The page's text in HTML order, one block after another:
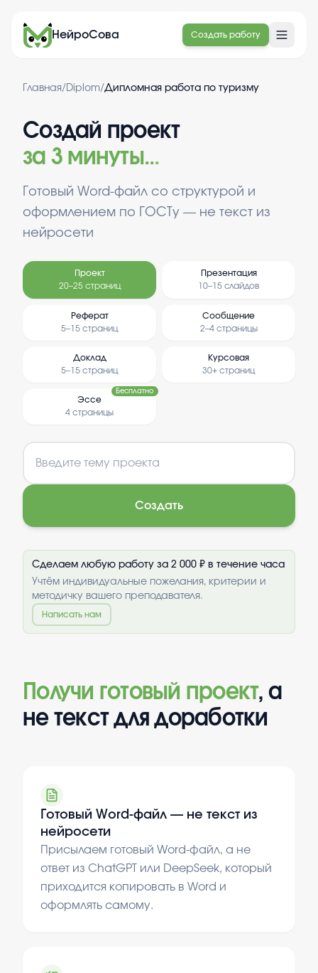
НейроСова Создать работу
Главная/ Diplom/Дипломная работа по туризму
Создай проект
за 3 минуты...
Готовый Word-файл со структурой и
оформлением по ГОСТу — не текст из
нейросети
Проект
20–25 страниц
Презентация
10–15 слайдов
Реферат
5–15 страниц
Сообщение
2–4 страницы
Доклад
5–15 страниц
Курсовая
30+ страниц
Эссе
4 страницы
Бесплатно
Создать
Сделаем любую работу за 2 000 ₽ в течение часа
Учтём индивидуальные пожелания, критерии и
методичку вашего преподавателя.
Написать нам
Получи готовый проект, а
не текст для доработки
Готовый Word-файл — не текст из
нейросети
Присылаем готовый Word-файл, а не
ответ из ChatGPT или DeepSeek, который
приходится копировать в Word и
оформлять самому.